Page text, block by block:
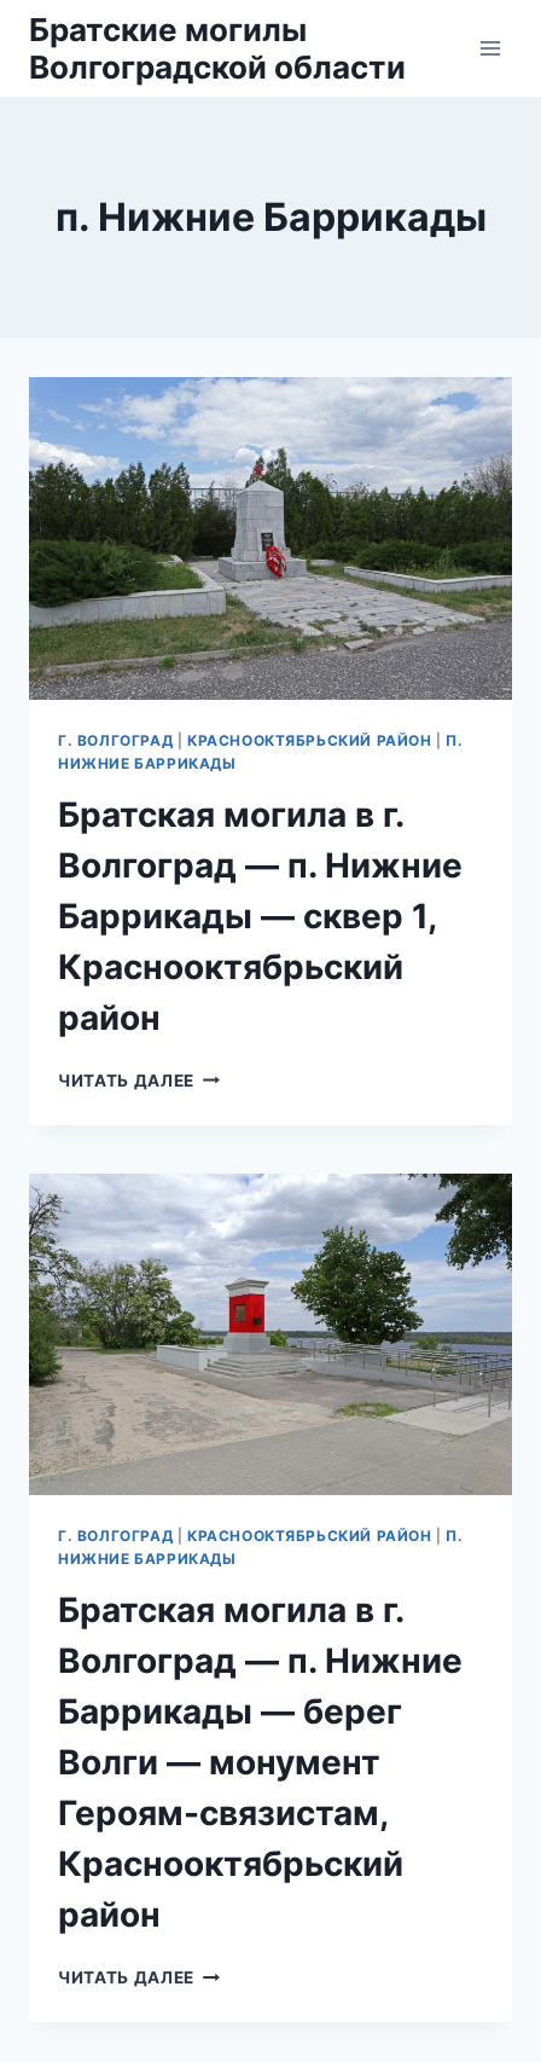
Перейти
содержанию
Братские могилы
Волгоградской области
п. Нижние Баррикады
Г. ВОЛГОГРАД КРАСНООКТЯБРЬСКИЙ РАЙОН
П.
НИЖНИЕ БАРРИКАДЫ
Братская могила в г.
Волгоград — п. Нижние
Баррикады — сквер 1,
Краснооктябрьский
район
ЧИТАТЬ ДАЛЕЕ БРАТСКАЯ
ВОЛГОГРАД
П.
НИЖНИЕ
БАРРИКАДЫ
СКВЕР
1,
КРАСНООКТЯБРЬСКИЙ
РАЙОН
Г. ВОЛГОГРАД КРАСНООКТЯБРЬСКИЙ РАЙОН
П.
НИЖНИЕ БАРРИКАДЫ
Братская могила в г.
Волгоград — п. Нижние
Баррикады — берег
Волги — монумент
Героям-связистам,
Краснооктябрьский
район
ЧИТАТЬ ДАЛЕЕ БРАТСКАЯ